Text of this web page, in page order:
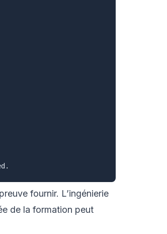
fournir. L’ingénierie
de la formation peut